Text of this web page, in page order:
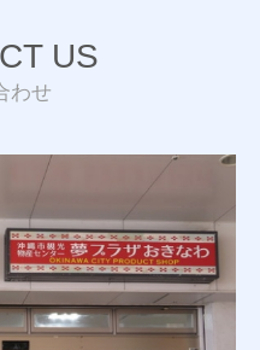
US
わせ